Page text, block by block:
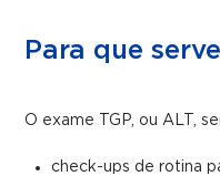
Para que
O exame TGP, ou ALT,
check-ups de rotina